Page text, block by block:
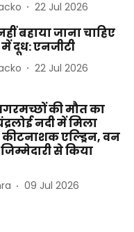
22 Jul 2026
बहाया जाना चाहिए
में दूध: एनजीटी
22 Jul 2026
की मौत का
नदी में मिला
कीटनाशक एल्ड्रिन, वन
से किया
09 Jul 2026